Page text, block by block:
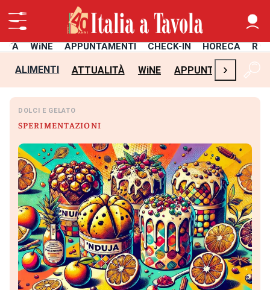
WiNE APPUNTAMENTI CHECK-IN HORECA
ALIMENTI ATTUALITÀ WiNE APPUNTAMENTI
›
DOLCI E GELATO
SPERIMENTAZIONI